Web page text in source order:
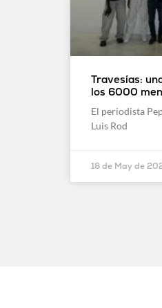
Travesías:
los 6000
El periodista
Luis Rod
18 de May de